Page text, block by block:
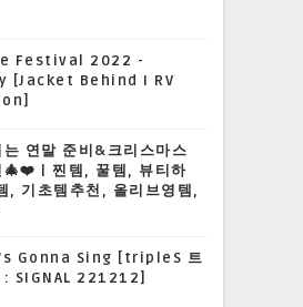
Festival 2022 -
[Jacket Behind I RV
연말 준비&크리스마스
🎄❤️ | 찐템, 꿀템, 뷰티하
, 기초템추천, 올리브영템,
Gonna Sing [tripleS 트
: SIGNAL 221212]